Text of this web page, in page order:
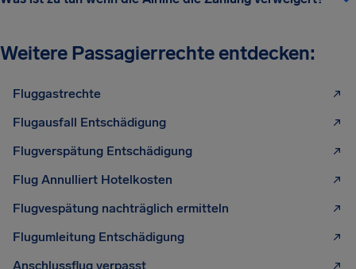
Weitere Passagierrechte entdecken:
Fluggastrechte
Flugausfall Entschädigung
Flugverspätung Entschädigung
Flug Annulliert Hotelkosten
Flugvespätung nachträglich ermitteln
Flugumleitung Entschädigung
Anschlussflug verpasst